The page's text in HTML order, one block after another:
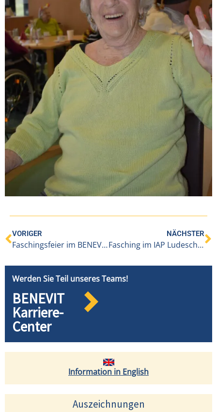
VORIGER
Faschingsfeier im BENEVIT Haus Klostertal
NÄCHSTER
Fasching im IAP Ludesch mit dem Motto „Olympiadorf“
Werden Sie Teil unseres Teams!
BENEVIT
Karriere-
Center
Information in English
Auszeichnungen